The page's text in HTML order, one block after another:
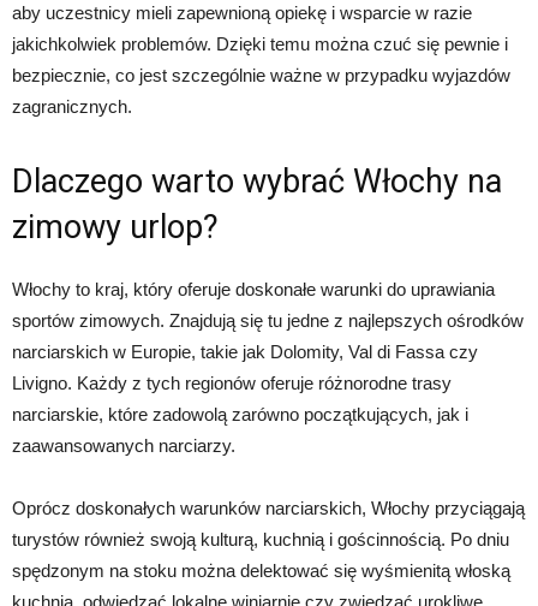
aby uczestnicy mieli zapewnioną opiekę i wsparcie w razie
jakichkolwiek problemów. Dzięki temu można czuć się pewnie i
bezpiecznie, co jest szczególnie ważne w przypadku wyjazdów
zagranicznych.
Dlaczego warto wybrać Włochy na
zimowy urlop?
Włochy to kraj, który oferuje doskonałe warunki do uprawiania
sportów zimowych. Znajdują się tu jedne z najlepszych ośrodków
narciarskich w Europie, takie jak Dolomity, Val di Fassa czy
Livigno. Każdy z tych regionów oferuje różnorodne trasy
narciarskie, które zadowolą zarówno początkujących, jak i
zaawansowanych narciarzy.
Oprócz doskonałych warunków narciarskich, Włochy przyciągają
turystów również swoją kulturą, kuchnią i gościnnością. Po dniu
spędzonym na stoku można delektować się wyśmienitą włoską
kuchnią, odwiedzać lokalne winiarnie czy zwiedzać urokliwe